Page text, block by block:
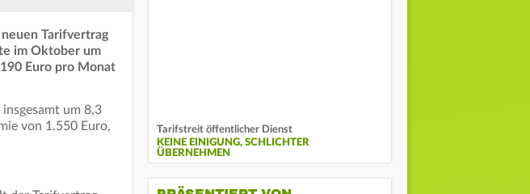
Tarifvertrag
im Oktober um
Euro pro Monat
um 8,3
von 1.550 Euro,
Tarifstreit öffentlicher Dienst
KEINE EINIGUNG, SCHLICHTER
ÜBERNEHMEN